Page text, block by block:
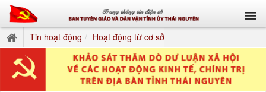
Tin hoạt động Hoạt động từ cơ sở